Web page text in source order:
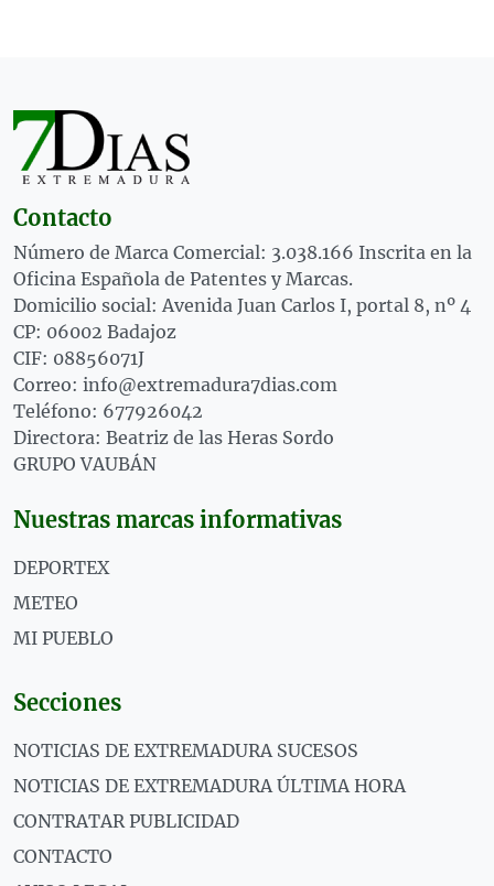
Contacto
Número de Marca Comercial: 3.038.166 Inscrita en la
Oficina Española de Patentes y Marcas.
Domicilio social: Avenida Juan Carlos I, portal 8, nº 4
CP: 06002 Badajoz
CIF: 08856071J
Correo: info@extremadura7dias.com
Teléfono: 677926042
Directora: Beatriz de las Heras Sordo
GRUPO VAUBÁN
Nuestras marcas informativas
DEPORTEX
METEO
MI PUEBLO
Secciones
NOTICIAS DE EXTREMADURA SUCESOS
NOTICIAS DE EXTREMADURA ÚLTIMA HORA
CONTRATAR PUBLICIDAD
CONTACTO